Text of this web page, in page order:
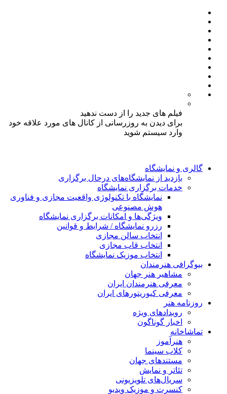
فیلم های جدید را از دست ندهید
برای دیدن به روزرسانی از کانال های مورد علاقه خود
وارد سیستم شوید
گالری و نمایشگاه
بازدید از نمایشگاه‌های درحال برگزاری
خدمات برگزاری نمایشگاه
نمایشگاه با تکنولوژی واقعیت مجازی و فناوری
هوش مصنوعی
ویژگی‌ها و امکانات برگزاری نمایشگاه
رزرو نمایشگاه / شرایط و قوانین
انتخاب سالن مجازی
انتخاب قاب مجازی
انتخاب موزیک نمایشگاه
بیوگرافی هنرمندان
مشاهیر هنر جهان
معرفی هنرمندان ایران
معرفی کیوریتورهای ایران
روزنامه هنر
رویدادهای ویژه
اخبار گوناگون
تماشاخانه
هنرآموز
کلاب سینما
مستندهای جهان
تئاتر و نمایش
سریال‌های تلویزیونی
کنسرت و موزیک ویدیو